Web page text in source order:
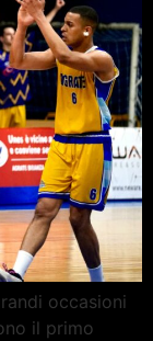
occasioni
il primo